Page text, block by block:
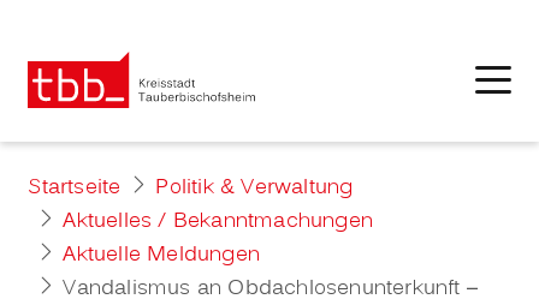
Startseite
Politik & Verwaltung
Aktuelles / Bekanntmachungen
Aktuelle Meldungen
Vandalismus an Obdachlosenunterkunft –